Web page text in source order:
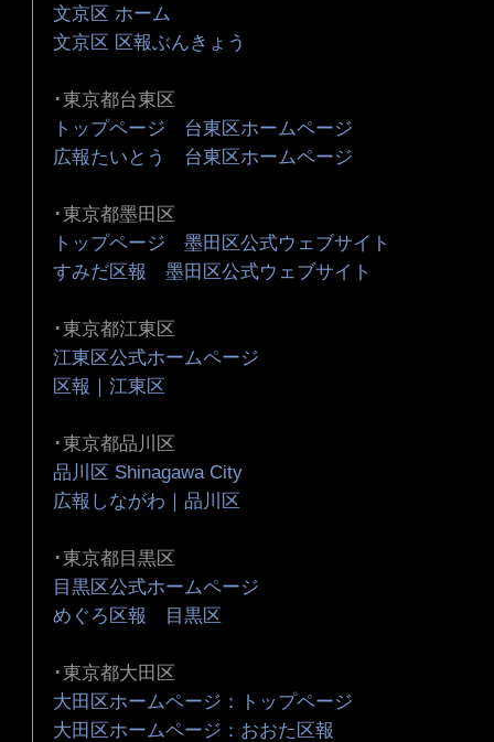
文京区 ホーム
文京区 区報ぶんきょう
･東京都台東区
トップページ 台東区ホームページ
広報たいとう 台東区ホームページ
･東京都墨田区
トップページ 墨田区公式ウェブサイト
すみだ区報 墨田区公式ウェブサイト
･東京都江東区
江東区公式ホームページ
区報｜江東区
･東京都品川区
品川区 Shinagawa City
広報しながわ｜品川区
･東京都目黒区
目黒区公式ホームページ
めぐろ区報 目黒区
･東京都大田区
大田区ホームページ：トップページ
大田区ホームページ：おおた区報